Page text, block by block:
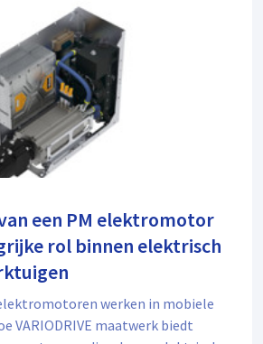
een PM elektromotor
rol binnen elektrisch
werken in mobiele
VARIODRIVE maatwerk biedt